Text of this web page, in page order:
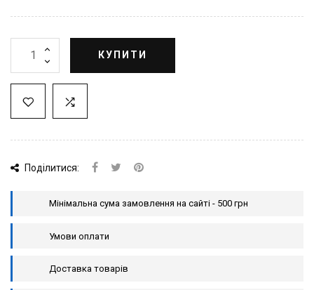
КУПИТИ
Поділитися:
Мінімальна сума замовлення на сайті - 500 грн
Умови оплати
Доставка товарів